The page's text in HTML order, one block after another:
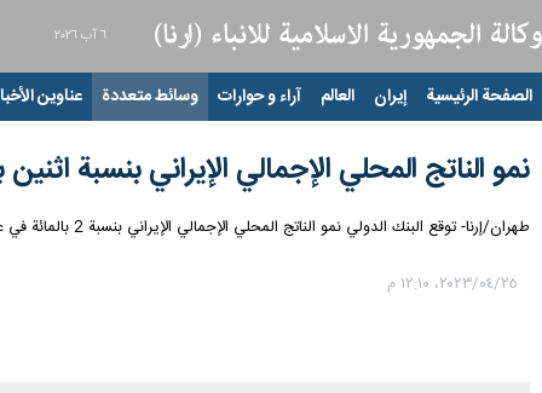
٦ آب ٢٠٢٦
الصفحة الرئيسية إيران العالم آراء و حوارات وسائط متعددة عناوين
نمو الناتج المحلي الإجمالي الإیراني بنسبة اثنين
طهران/إرنا- توقع البنك الدولي نمو الناتج المحلي الإجمالي الإیراني بنسبة 2 بالمائة في عام 2023.
٢٥‏/٠٤‏/٢٠٢٣، ١٢:١٠ م